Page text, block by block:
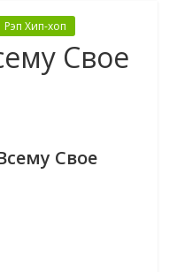
Рэп Хип-хоп
Свое
Свое